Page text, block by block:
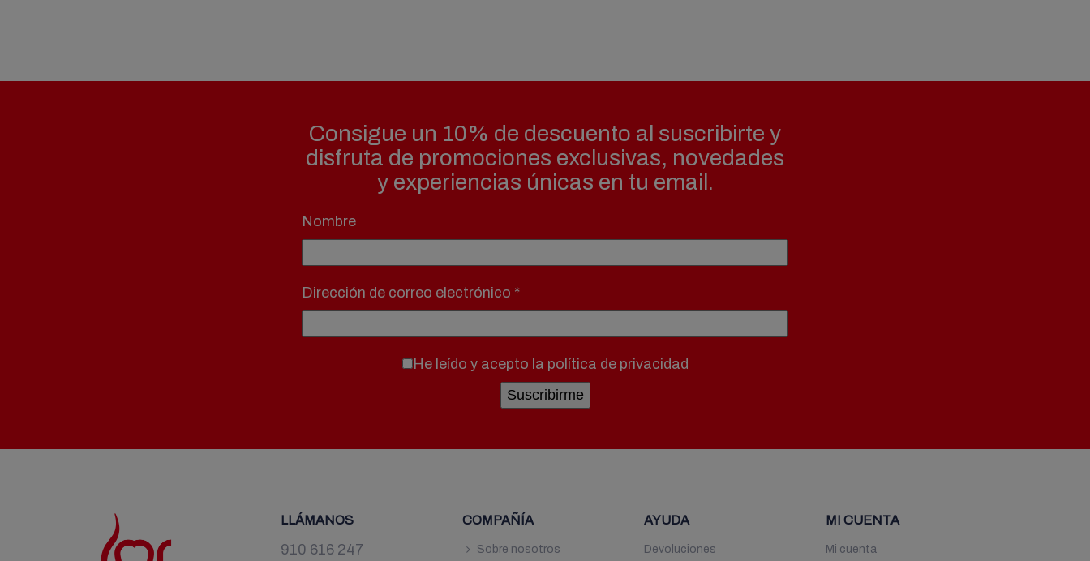
Consigue un 10% de descuento al suscribirte y
disfruta de promociones exclusivas, novedades
y experiencias únicas en tu email.
Nombre
Dirección de correo electrónico *
He leído y acepto la política de privacidad
LLÁMANOS
910 616 247
COMPAÑÍA
Sobre nosotros
AYUDA
Devoluciones
MI CUENTA
Mi cuenta